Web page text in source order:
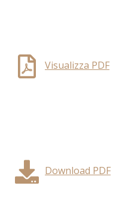
Visualizza PDF
Download PDF